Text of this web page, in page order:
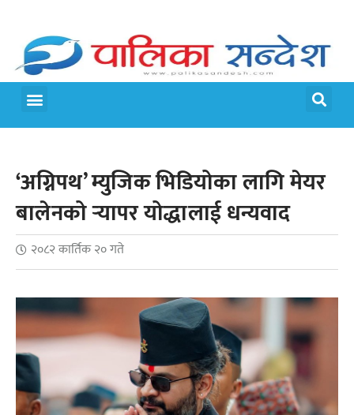
‘अग्निपथ’ म्युजिक भिडियोका लागि मेयर
बालेनको र्‍यापर योद्धालाई धन्यवाद
२०८२ कार्तिक २० गते